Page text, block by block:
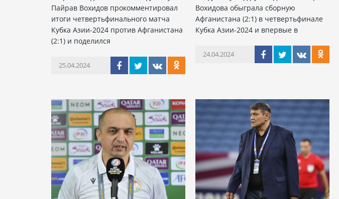
Пайрав Вохидов прокомментировал
итоги четвертьфинального матча
Кубка Азии-2024 против Афганистана
(2:1) и поделился
25.04.2024
Вохидова обыграла сборную
Афганистана (2:1) в четвертьфинале
Кубка Азии-2024 и впервые в
24.04.2024